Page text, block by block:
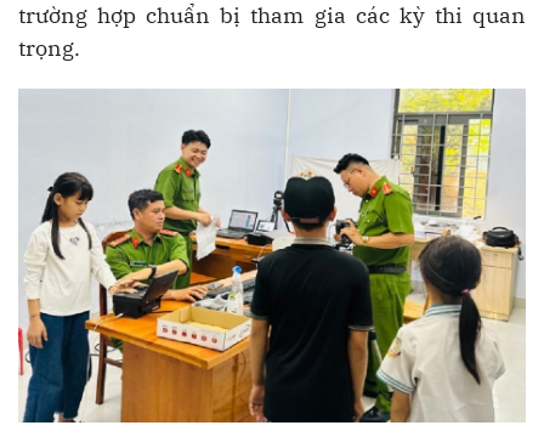
trường hợp chuẩn bị tham gia các kỳ thi quan
trọng.